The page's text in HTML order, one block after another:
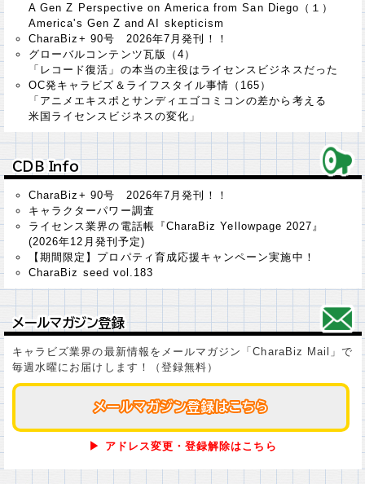
A Gen Z Perspective on America from San Diego（１）
America's Gen Z and AI skepticism
CharaBiz+ 90号 2026年7月発刊！！
グローバルコンテンツ瓦版（4）
「レコード復活」の本当の主役はライセンスビジネスだった
OC発キャラビズ＆ライフスタイル事情（165）
「アニメエキスポとサンディエゴコミコンの差から考える
米国ライセンスビジネスの変化」
ＣＤＢ Ｉｎｆｏ
ＣＤＢ Ｉｎｆｏ
CharaBiz+ 90号 2026年7月発刊！！
キャラクターパワー調査
ライセンス業界の電話帳『CharaBiz Yellowpage 2027』
(2026年12月発刊予定)
【期間限定】プロパティ育成応援キャンペーン実施中！
CharaBiz seed vol.183
メールマガジン登録
メールマガジン登録
キャラビズ業界の最新情報をメールマガジン「CharaBiz Mail」で
毎週水曜にお届けします！（登録無料）
メールマガジン登録はこちら
メールマガジン登録はこちら
▶ アドレス変更・登録解除はこちら